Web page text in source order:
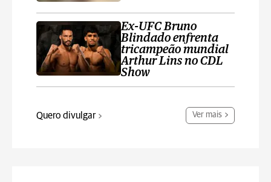
Ex-UFC Bruno
Blindado enfrenta
tricampeão mundial
Arthur Lins no CDL
Show
Quero divulgar Ver mais